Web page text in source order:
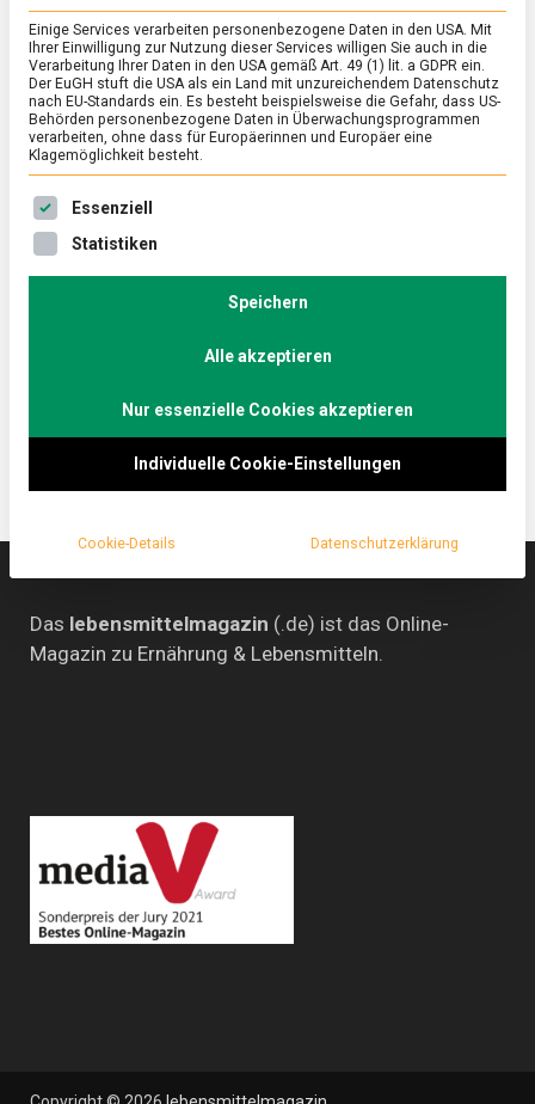
WIRTSCHAFT
5,1 Millionen Erwerbstätige, 619.000
Betriebe, 170.000 Produkte – die
deutsche Lebensmittelwirtschaft in
Zahlen
19. April 2023
5,1
Produkte
deutsche
Lebensmittelwirtschaft
Zahlen
Den größten Anteil der Erwerbstätigen in der
Gastgewerbes (1.856.000), die meisten Betriebe
sind im landwirtschaftlichen …
Das lebensmittelmagazin (.de) ist das Online-
Magazin zu Ernährung & Lebensmitteln.
Einige Services verarbeiten personenbezogene Daten in den USA. Mit
Ihrer Einwilligung zur Nutzung dieser Services willigen Sie auch in die
Verarbeitung Ihrer Daten in den USA gemäß Art. 49 (1) lit. a GDPR ein.
Der EuGH stuft die USA als ein Land mit unzureichendem Datenschutz
nach EU-Standards ein. Es besteht beispielsweise die Gefahr, dass US-
Behörden personenbezogene Daten in Überwachungsprogrammen
verarbeiten, ohne dass für Europäerinnen und Europäer eine
Klagemöglichkeit besteht.
Es folgt eine Liste der Service-Gruppen, für die eine
Essenziell
Statistiken
Speichern
Alle akzeptieren
Nur essenzielle Cookies akzeptieren
Individuelle Cookie-Einstellungen
Cookie-Details Datenschutzerklärung